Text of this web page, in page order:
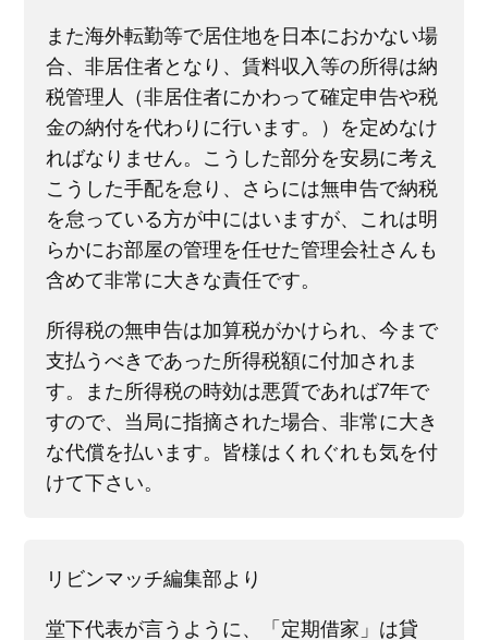
また海外転勤等で居住地を日本におかない場
合、非居住者となり、賃料収入等の所得は納
税管理人（非居住者にかわって確定申告や税
金の納付を代わりに行います。）を定めなけ
ればなりません。こうした部分を安易に考え
こうした手配を怠り、さらには無申告で納税
を怠っている方が中にはいますが、これは明
らかにお部屋の管理を任せた管理会社さんも
含めて非常に大きな責任です。
所得税の無申告は加算税がかけられ、今まで
支払うべきであった所得税額に付加されま
す。また所得税の時効は悪質であれば7年で
すので、当局に指摘された場合、非常に大き
な代償を払います。皆様はくれぐれも気を付
けて下さい。
リビンマッチ編集部より
堂下代表が言うように、「定期借家」は貸